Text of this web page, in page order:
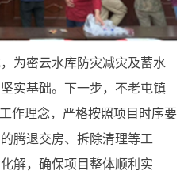
为密云水库防灾减灾及蓄水
实基础。下一步，不老屯镇
作理念，严格按照项目时序要
腾退交房、拆除清理等工
解，确保项目整体顺利实